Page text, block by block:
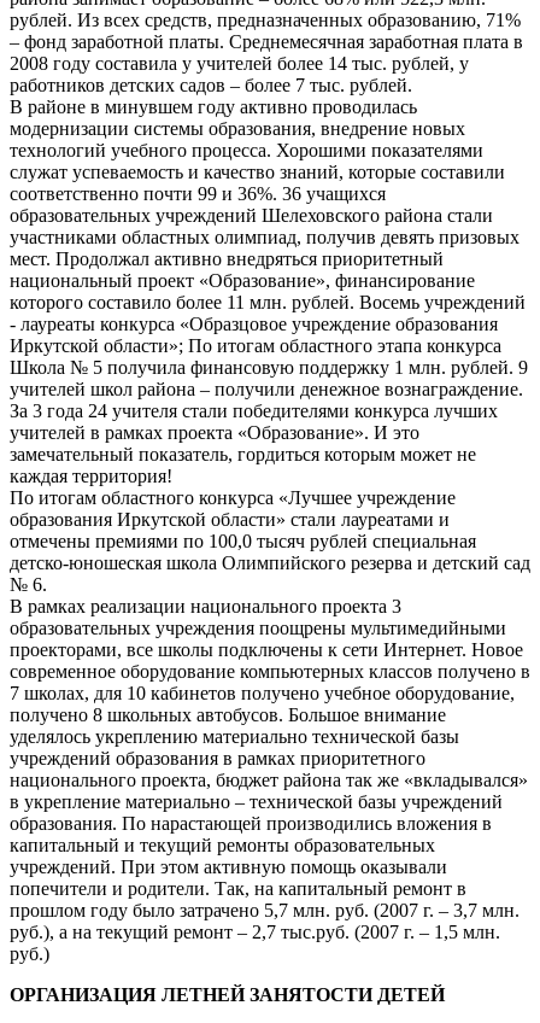
рублей. Из всех средств, предназначенных образованию, 71%
– фонд заработной платы. Среднемесячная заработная плата в
2008 году составила у учителей более 14 тыс. рублей, у
работников детских садов – более 7 тыс. рублей.
В районе в минувшем году активно проводилась
модернизации системы образования, внедрение новых
технологий учебного процесса. Хорошими показателями
служат успеваемость и качество знаний, которые составили
соответственно почти 99 и 36%. 36 учащихся
образовательных учреждений Шелеховского района стали
участниками областных олимпиад, получив девять призовых
мест. Продолжал активно внедряться приоритетный
национальный проект «Образование», финансирование
которого составило более 11 млн. рублей. Восемь учреждений
- лауреаты конкурса «Образцовое учреждение образования
Иркутской области»; По итогам областного этапа конкурса
Школа № 5 получила финансовую поддержку 1 млн. рублей. 9
учителей школ района – получили денежное вознаграждение.
За 3 года 24 учителя стали победителями конкурса лучших
учителей в рамках проекта «Образование». И это
замечательный показатель, гордиться которым может не
каждая территория!
По итогам областного конкурса «Лучшее учреждение
образования Иркутской области» стали лауреатами и
отмечены премиями по 100,0 тысяч рублей специальная
детско-юношеская школа Олимпийского резерва и детский сад
№ 6.
В рамках реализации национального проекта 3
образовательных учреждения поощрены мультимедийными
проекторами, все школы подключены к сети Интернет. Новое
современное оборудование компьютерных классов получено в
7 школах, для 10 кабинетов получено учебное оборудование,
получено 8 школьных автобусов. Большое внимание
уделялось укреплению материально технической базы
учреждений образования в рамках приоритетного
национального проекта, бюджет района так же «вкладывался»
в укрепление материально – технической базы учреждений
образования. По нарастающей производились вложения в
капитальный и текущий ремонты образовательных
учреждений. При этом активную помощь оказывали
попечители и родители. Так, на капитальный ремонт в
прошлом году было затрачено 5,7 млн. руб. (2007 г. – 3,7 млн.
руб.), а на текущий ремонт – 2,7 тыс.руб. (2007 г. – 1,5 млн.
руб.)
ОРГАНИЗАЦИЯ ЛЕТНЕЙ ЗАНЯТОСТИ ДЕТЕЙ